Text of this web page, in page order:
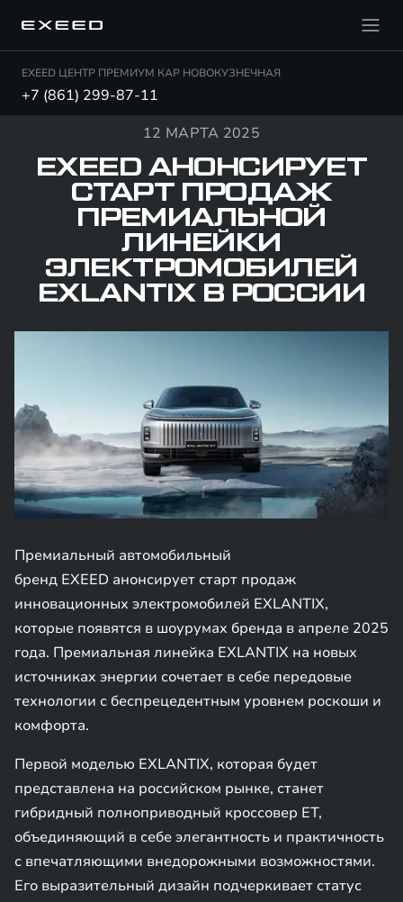
EXEED ЦЕНТР ПРЕМИУМ КАР НОВОКУЗНЕЧНАЯ
+7 (861) 299-87-11
12 МАРТА 2025
EXEED АНОНСИРУЕТ
СТАРТ ПРОДАЖ
ПРЕМИАЛЬНОЙ
ЛИНЕЙКИ
ЭЛЕКТРОМОБИЛЕЙ
EXLANTIX В РОССИИ
Премиальный автомобильный
бренд EXEED анонсирует старт продаж
инновационных электромобилей EXLANTIX,
которые появятся в шоурумах бренда в апреле 2025
года. Премиальная линейка EXLANTIX на новых
источниках энергии сочетает в себе передовые
технологии с беспрецедентным уровнем роскоши и
комфорта.
Первой моделью EXLANTIX, которая будет
представлена на российском рынке, станет
гибридный полноприводный кроссовер ET,
объединяющий в себе элегантность и практичность
с впечатляющими внедорожными возможностями.
Его выразительный дизайн подчеркивает статус